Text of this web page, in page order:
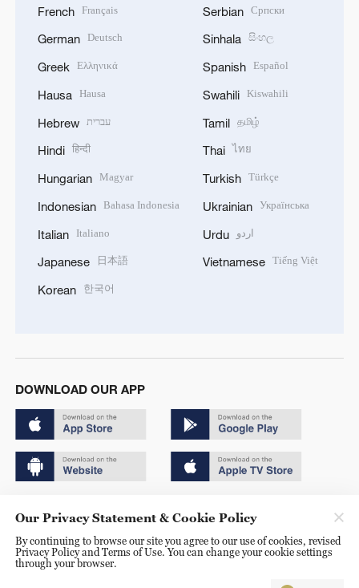
French Français
German Deutsch
Greek Ελληνικά
Hausa Hausa
Hebrew עברית
Hindi हिन्दी
Hungarian Magyar
Indonesian Bahasa Indonesia
Italian Italiano
Japanese 日本語
Korean 한국어
Serbian Српски
Sinhala සිංහල
Spanish Español
Swahili Kiswahili
Tamil தமிழ்
Thai ไทย
Turkish Türkçe
Ukrainian Українська
Urdu اردو
Vietnamese Tiếng Việt
DOWNLOAD OUR APP
京ICP备20000184号
京公网安备 11010502050052号
Our Privacy Statement & Cookie Policy
By continuing to browse our site you agree to our use of cookies, revised
Privacy Policy and Terms of Use. You can change your cookie settings
through your browser.